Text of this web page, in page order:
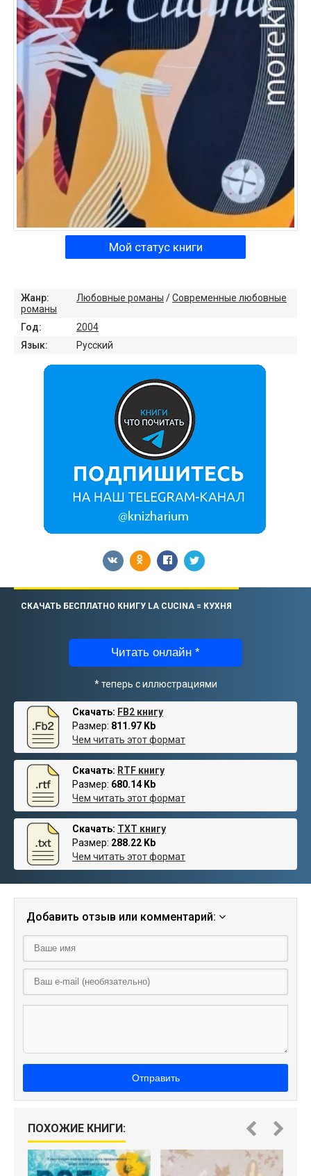
Мой статус книги
Жанр: Любовные романы /Современные любовные
романы
Год:
2004
Язык:
Русский
СКАЧАТЬ БЕСПЛАТНО КНИГУ LА CUCINA = КУХНЯ
Читать онлайн *
* теперь с иллюстрациями
Скачать: FB2 книгу
Размер: 811.97 Kb
Чем читать этот формат
Скачать: RTF книгу
Размер: 680.14 Kb
Чем читать этот формат
Скачать: TXT книгу
Размер: 288.22 Kb
Чем читать этот формат
Добавить отзыв или комментарий:
Отправить
ПОХОЖИЕ КНИГИ: